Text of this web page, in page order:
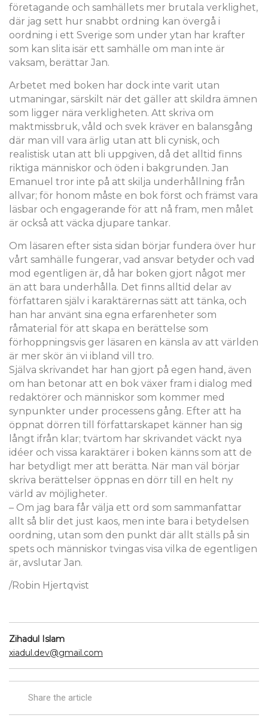
företagande och samhällets mer brutala verklighet,
där jag sett hur snabbt ordning kan övergå i
oordning i ett Sverige som under ytan har krafter
som kan slita isär ett samhälle om man inte är
vaksam, berättar Jan.
Arbetet med boken har dock inte varit utan
utmaningar, särskilt när det gäller att skildra ämnen
som ligger nära verkligheten. Att skriva om
maktmissbruk, våld och svek kräver en balansgång
där man vill vara ärlig utan att bli cynisk, och
realistisk utan att bli uppgiven, då det alltid finns
riktiga människor och öden i bakgrunden. Jan
Emanuel tror inte på att skilja underhållning från
allvar; för honom måste en bok först och främst vara
läsbar och engagerande för att nå fram, men målet
är också att väcka djupare tankar.
Om läsaren efter sista sidan börjar fundera över hur
vårt samhälle fungerar, vad ansvar betyder och vad
mod egentligen är, då har boken gjort något mer
än att bara underhålla. Det finns alltid delar av
författaren själv i karaktärernas sätt att tänka, och
han har använt sina egna erfarenheter som
råmaterial för att skapa en berättelse som
förhoppningsvis ger läsaren en känsla av att världen
är mer skör än vi ibland vill tro.
Själva skrivandet har han gjort på egen hand, även
om han betonar att en bok växer fram i dialog med
redaktörer och människor som kommer med
synpunkter under processens gång. Efter att ha
öppnat dörren till författarskapet känner han sig
långt ifrån klar; tvärtom har skrivandet väckt nya
idéer och vissa karaktärer i boken känns som att de
har betydligt mer att berätta. När man väl börjar
skriva berättelser öppnas en dörr till en helt ny
värld av möjligheter.
– Om jag bara får välja ett ord som sammanfattar
allt så blir det just kaos, men inte bara i betydelsen
oordning, utan som den punkt där allt ställs på sin
spets och människor tvingas visa vilka de egentligen
är, avslutar Jan.
/Robin Hjertqvist
Zihadul Islam
xiadul.dev@gmail.com
Share the article